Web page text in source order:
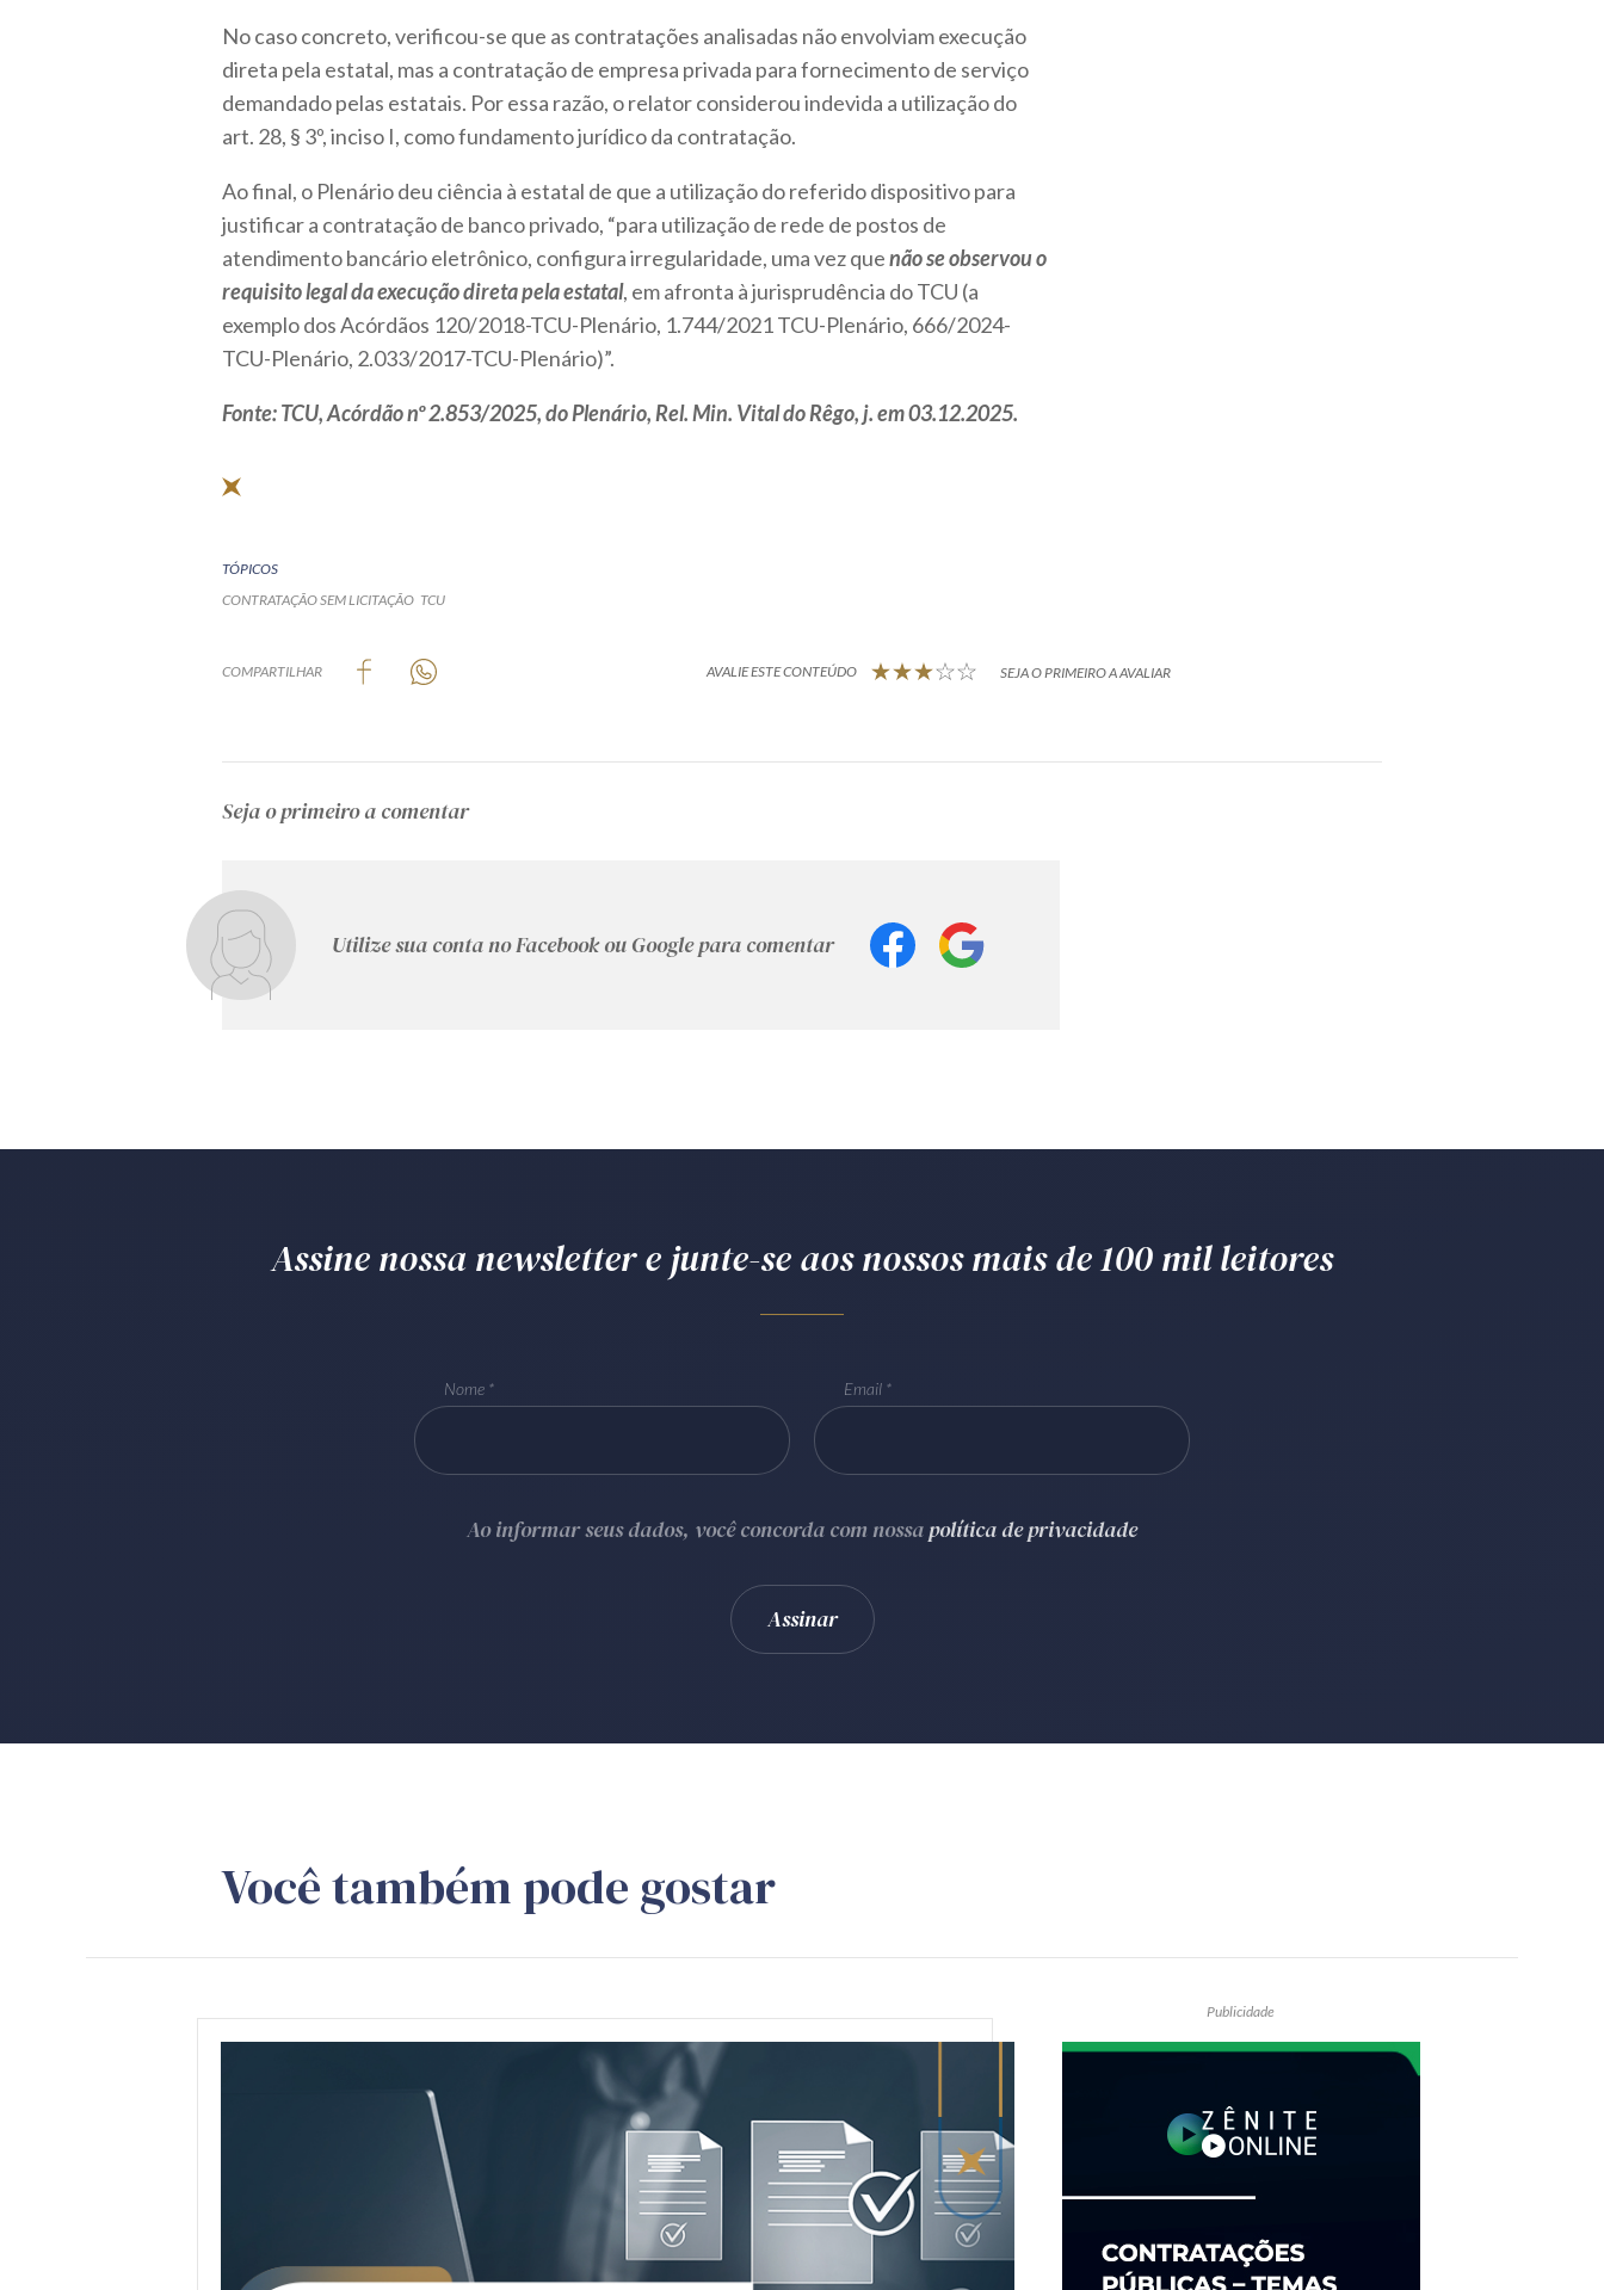
No caso concreto, verificou-se que as contratações analisadas não envolviam execução
direta pela estatal, mas a contratação de empresa privada para fornecimento de serviço
demandado pelas estatais. Por essa razão, o relator considerou indevida a utilização do
art. 28, § 3º, inciso I, como fundamento jurídico da contratação.
Ao final, o Plenário deu ciência à estatal de que a utilização do referido dispositivo para
justificar a contratação de banco privado, “para utilização de rede de postos de
atendimento bancário eletrônico, configura irregularidade, uma vez quenão se observou o
requisito legal da execução direta pela estatal, em afronta à jurisprudência do TCU (a
exemplo dos Acórdãos 120/2018-TCU-Plenário, 1.744/2021 TCU-Plenário, 666/2024-
TCU-Plenário, 2.033/2017-TCU-Plenário)”.
Fonte: TCU, Acórdão nº 2.853/2025, do Plenário, Rel. Min. Vital do Rêgo, j. em 03.12.2025.
TÓPICOS
CONTRATAÇÃO SEM LICITAÇÃO TCU
COMPARTILHAR AVALIE ESTE CONTEÚDO SEJA O PRIMEIRO A AVALIAR
Seja o primeiro a comentar
Utilize sua conta no Facebook ou Google para comentar
Assine nossa newsletter e junte-se aos nossos mais de 100 mil leitores
Nome Email
Ao informar seus dados, você concorda com nossapolítica de privacidade
Você também pode gostar
Publicidade